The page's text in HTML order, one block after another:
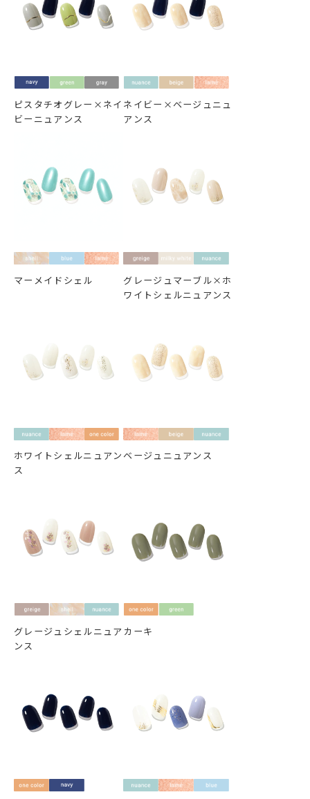
ピスタチオグレー×ネイ
ビーニュアンス
ネイビー×ベージュニュ
アンス
マーメイドシェル
グレージュマーブル×ホ
ワイトシェルニュアンス
ホワイトシェルニュアン
ス
ベージュニュアンス
グレージュシェルニュア
ンス
カーキ